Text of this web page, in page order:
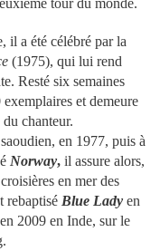
il a été célébré par la
(1975), qui lui rend
Resté six semaines
et demeure
chanteur.
en 1977, puis à
Norway, il assure alors,
en mer des
rebaptisé Blue Ladyen
2009 en Inde, sur le